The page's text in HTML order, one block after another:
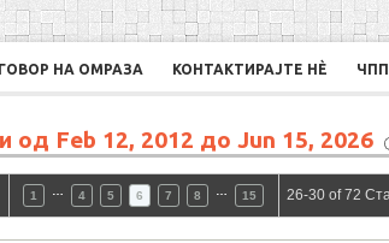
НА ОМРАЗА КОНТАКТИРАЈТЕ НÈ ЧПП
од Feb 12, 2012 до Jun 15, 2026
1 4 5 6 7 8 15 26-30 of 72